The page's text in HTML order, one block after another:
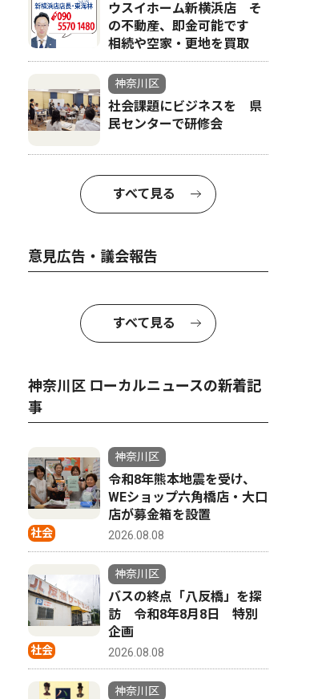
ウスイホーム新横浜店 そ
の不動産、即金可能です
相続や空家・更地を買取
神奈川区
社会課題にビジネスを 県
民センターで研修会
すべて見る
意見広告・議会報告
すべて見る
神奈川区 ローカルニュースの新着記
事
社会
神奈川区
令和8年熊本地震を受け、
WEショップ六角橋店・大口
店が募金箱を設置
2026.08.08
社会
神奈川区
バスの終点「八反橋」を探
訪 令和8年8月8日 特別
企画
2026.08.08
神奈川区